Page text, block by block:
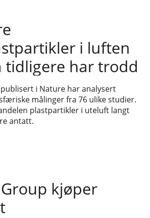
i luften
tidligere har trodd
i Nature har analysert
målinger fra 76 ulike studier.
plastpartikler i uteluft langt
antatt.
kjøper